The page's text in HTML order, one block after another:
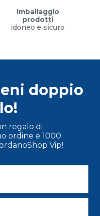
Imballaggio
prodotti
idoneo e sicuro
doppio
regalo di
ordine e 1000
Vip!